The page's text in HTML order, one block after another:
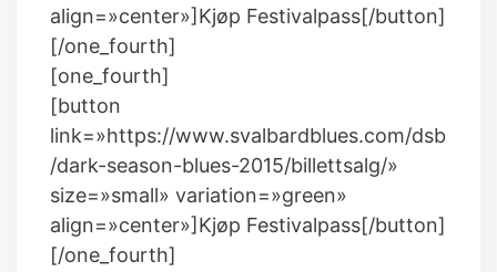
align=»center»]Kjøp Festivalpass[/button]
[/one_fourth]
[one_fourth]
[button
link=»https://www.svalbardblues.com/dsb
/dark-season-blues-2015/billettsalg/»
size=»small» variation=»green»
align=»center»]Kjøp Festivalpass[/button]
[/one_fourth]